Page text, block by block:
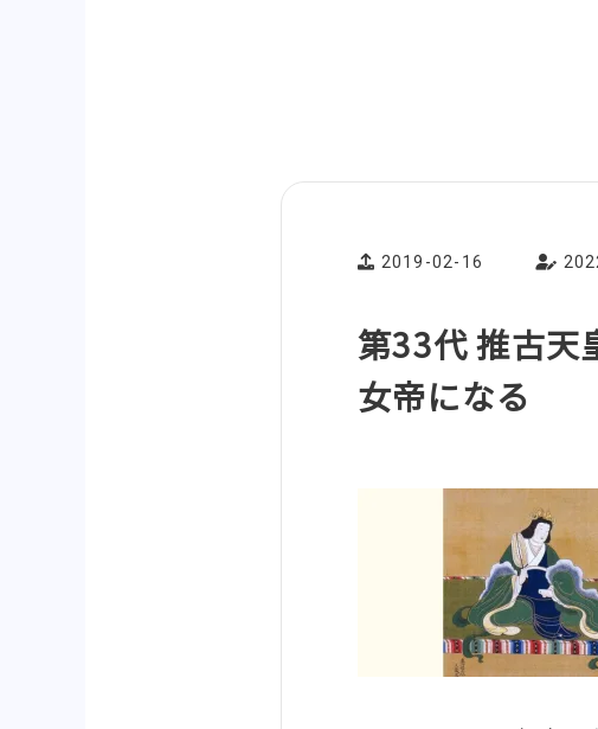
2019-02-16
第33代 推古天
女帝になる